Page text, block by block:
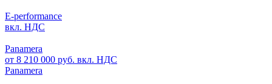
E-performance
вкл. НДС
Panamera
от 8 210 000 руб. вкл. НДС
Panamera